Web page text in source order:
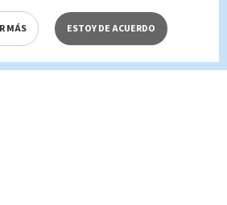
MÁS ESTOY DE ACUERDO